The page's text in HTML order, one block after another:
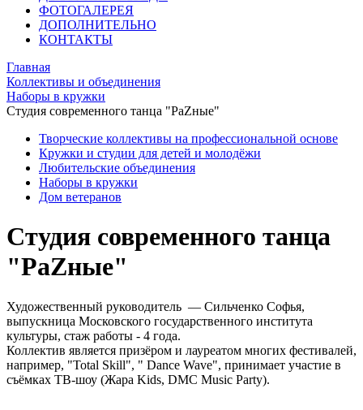
ФОТОГАЛЕРЕЯ
ДОПОЛНИТЕЛЬНО
КОНТАКТЫ
Главная
Коллективы и объединения
Наборы в кружки
Студия современного танца "РаZные"
Творческие коллективы на профессиональной основе
Кружки и студии для детей и молодёжи
Любительские объединения
Наборы в кружки
Дом ветеранов
Студия современного танца
"РаZные"
Художественный руководитель — Сильченко Софья,
выпускница Московского государственного института
культуры, стаж работы - 4 года.
Коллектив является призёром и лауреатом многих фестивалей,
например, "Total Skill", " Dance Wave", принимает участие в
съëмках ТВ-шоу (Жара Kids, DMC Music Party).